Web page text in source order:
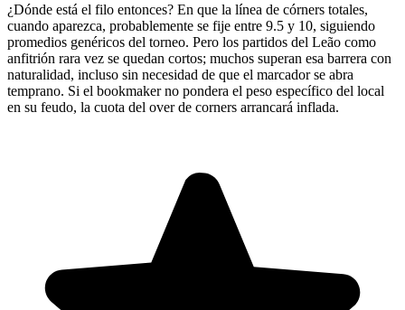
¿Dónde está el filo entonces? En que la línea de córners totales,
cuando aparezca, probablemente se fije entre 9.5 y 10, siguiendo
promedios genéricos del torneo. Pero los partidos del Leão como
anfitrión rara vez se quedan cortos; muchos superan esa barrera con
naturalidad, incluso sin necesidad de que el marcador se abra
temprano. Si el bookmaker no pondera el peso específico del local
en su feudo, la cuota del over de corners arrancará inflada.